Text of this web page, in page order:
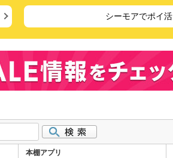
シーモアでポイ活
本棚アプリ